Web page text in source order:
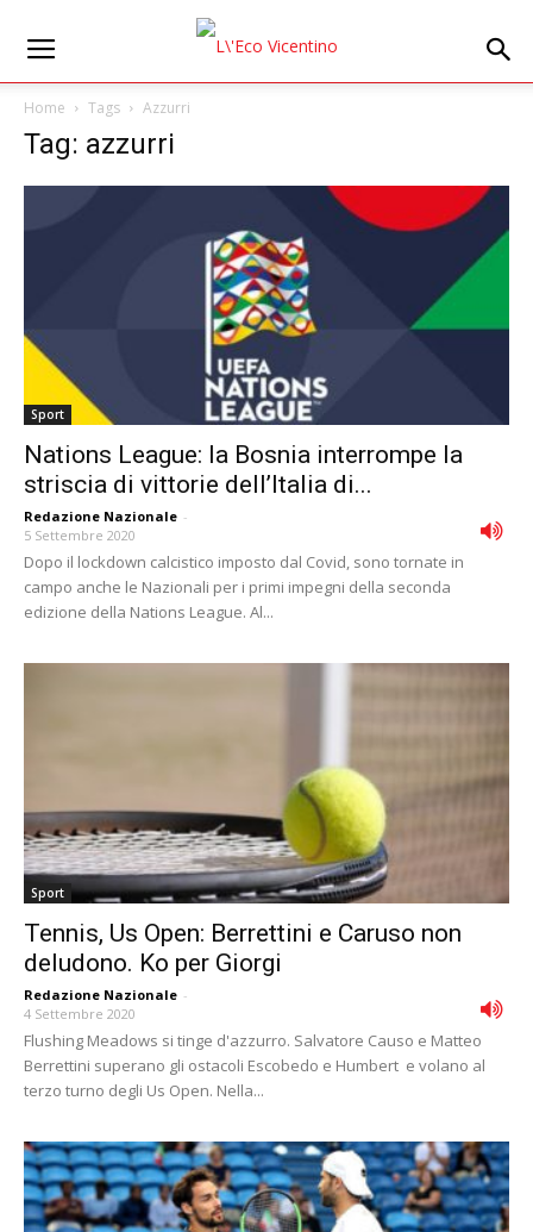
Home Tags Azzurri
Tag: azzurri
Sport
Nations League: la Bosnia interrompe la
striscia di vittorie dell’Italia di...
Redazione Nazionale -
5 Settembre 2020
Dopo il lockdown calcistico imposto dal Covid, sono tornate in
campo anche le Nazionali per i primi impegni della seconda
edizione della Nations League. Al...
Sport
Tennis, Us Open: Berrettini e Caruso non
deludono. Ko per Giorgi
Redazione Nazionale -
4 Settembre 2020
Flushing Meadows si tinge d'azzurro. Salvatore Causo e Matteo
Berrettini superano gli ostacoli Escobedo e Humbert e volano al
terzo turno degli Us Open. Nella...